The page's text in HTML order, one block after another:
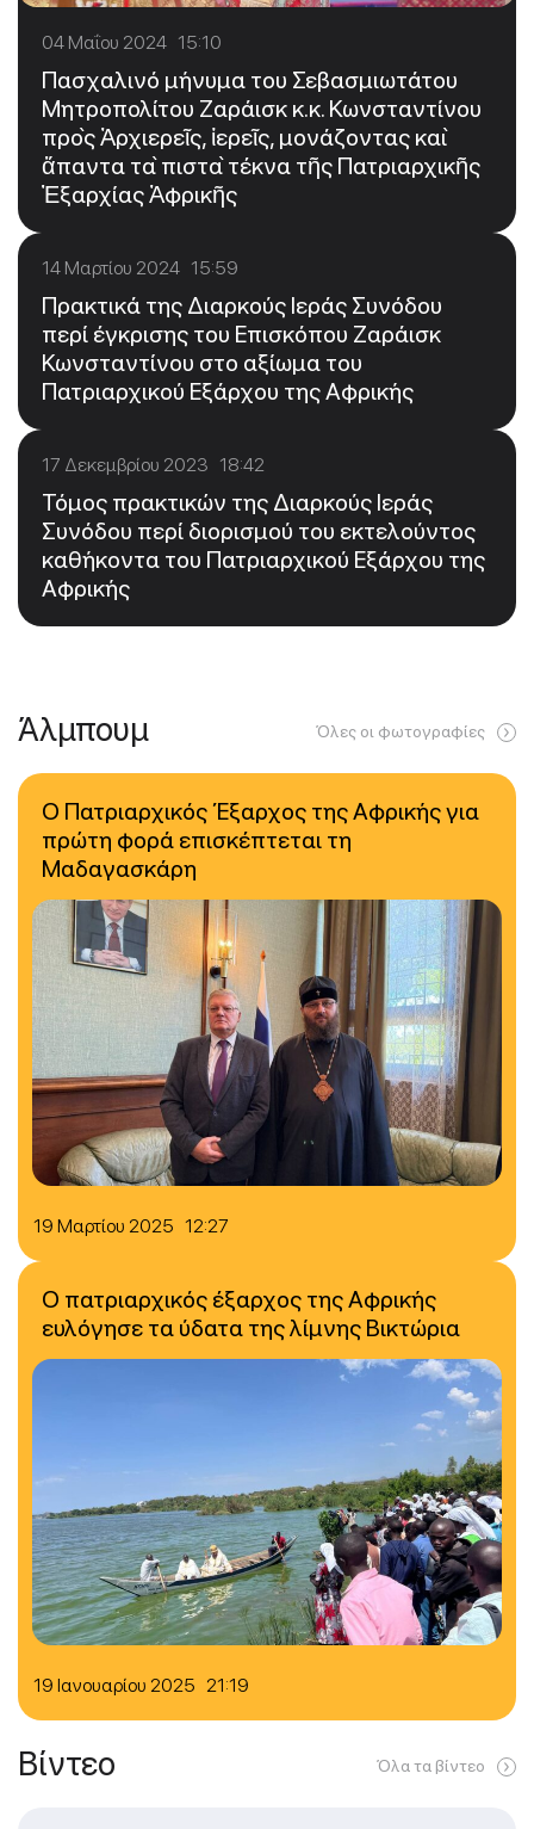
04 Μαΐου 2024 15:10
Πασχαλινό μήνυμα του Σεβασμιωτάτου
Μητροπολίτου Ζαράισκ κ.κ. Κωνσταντίνου
πρὸς Ἀρχιερεῖς, ἱερεῖς, μονάζοντας καὶ
ἅπαντα τὰ πιστὰ τέκνα τῆς Πατριαρχικῆς
Ἐξαρχίας Ἀφρικῆς
14 Μαρτίου 2024 15:59
Πρακτικά της Διαρκούς Ιεράς Συνόδου
περί έγκρισης του Επισκόπου Ζαράισκ
Κωνσταντίνου στο αξίωμα του
Πατριαρχικού Εξάρχου της Αφρικής
17 Δεκεμβρίου 2023 18:42
Τόμος πρακτικών της Διαρκούς Ιεράς
Συνόδου περί διορισμού του εκτελούντος
καθήκοντα του Πατριαρχικού Εξάρχου της
Αφρικής
Άλμπουμ Όλες οι φωτογραφίες
19 Μαρτίου 2025 12:27
Ο Πατριαρχικός Έξαρχος της Αφρικής για
πρώτη φορά επισκέπτεται τη
Μαδαγασκάρη
19 Ιανουαρίου 2025 21:19
Ο πατριαρχικός έξαρχος της Αφρικής
ευλόγησε τα ύδατα της λίμνης Βικτώρια
Βίντεο Όλα τα βίντεο